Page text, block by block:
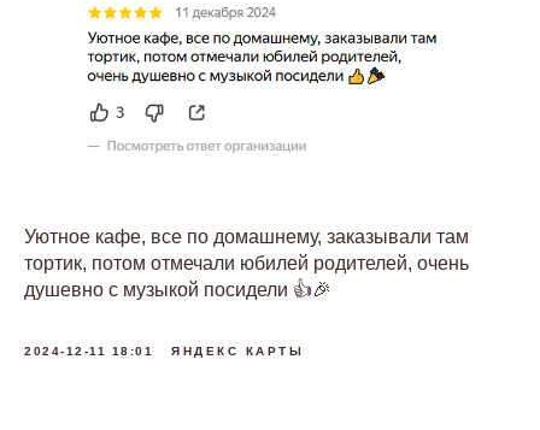
Уютное кафе, все по домашнему, заказывали там
тортик, потом отмечали юбилей родителей, очень
душевно с музыкой посидели 👍🎉
2024-12-11 18:01 ЯНДЕКС КАРТЫ